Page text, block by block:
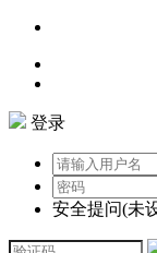
登录
安全提问(未